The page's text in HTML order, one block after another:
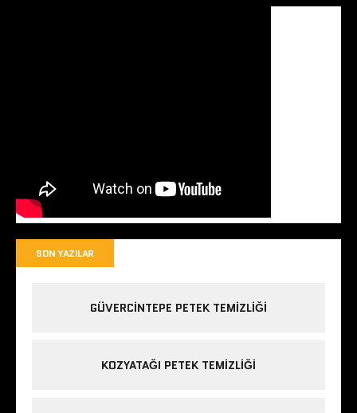
SON YAZILAR
GÜVERCINTEPE PETEK TEMIZLIĞI
KOZYATAĞI PETEK TEMIZLIĞI